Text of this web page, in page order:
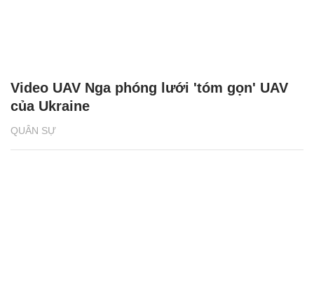
QUÂN SỰ
Video UAV Nga phóng lưới 'tóm gọn' UAV
của Ukraine